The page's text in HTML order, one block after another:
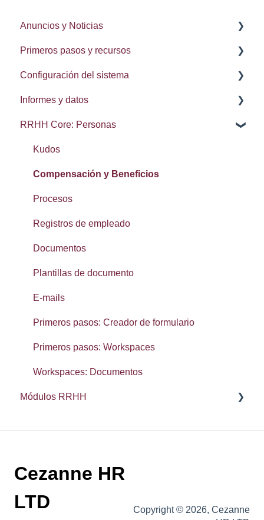
Anuncios y Noticias
Notas de la lanzamiento
Primeros pasos y recursos
Procesos
Delegación de procesos
Configuración de usuario
Navegación
Calendarios
Lista de contactos
Reseñas
SMS
Widgets: panel de inicio
Primeros Pasos: Configuración
Primeros Pasos: Organización
Configuración del sistema
Administración del sistema
Integraciones: Webhooks
Informes y datos
Brecha salarial de género
Búsqueda, conjuntos y elementos recientes
Exportación de datos
RRHH Core: Personas
Kudos
Compensación y Beneficios
Procesos
Registros de empleado
Documentos
Plantillas de documento
E-mails
Primeros pasos: Creador de formulario
Primeros pasos: Workspaces
Workspaces: Documentos
Módulos RRHH
Onboarding
Tiempo
Cezanne HR
LTD
Copyright © 2026, Cezanne